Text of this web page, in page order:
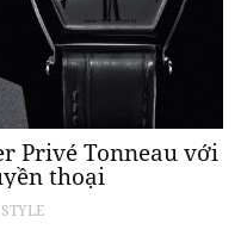
Privé Tonneau với
thoại